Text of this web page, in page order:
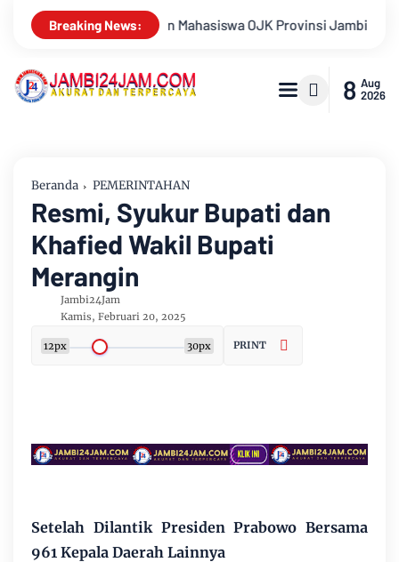
Breaking News:
Jambi 2026, Unjuk Kreativitas di Taman Banjuran Budayo,
8 Aug
2026
Beranda PEMERINTAHAN
Resmi, Syukur Bupati dan
Khafied Wakil Bupati
Merangin
Jambi24Jam
Kamis, Februari 20, 2025
12px 30px PRINT
Setelah Dilantik Presiden Prabowo Bersama
961 Kepala Daerah Lainnya